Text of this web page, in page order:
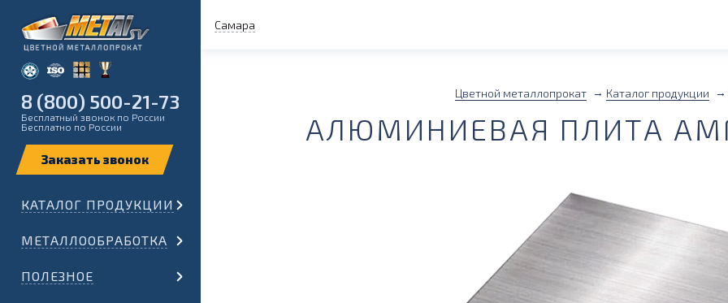
Самара
8 (800) 500-21-73
Бесплатный звонок по России
Бесплатно по России
КАТАЛОГ ПРОДУКЦИИ
МЕТАЛЛООБРАБОТКА
ПОЛЕЗНОЕ
Цветной металлопрокат Каталог продукции
АЛЮМИНИЕВАЯ ПЛИТА